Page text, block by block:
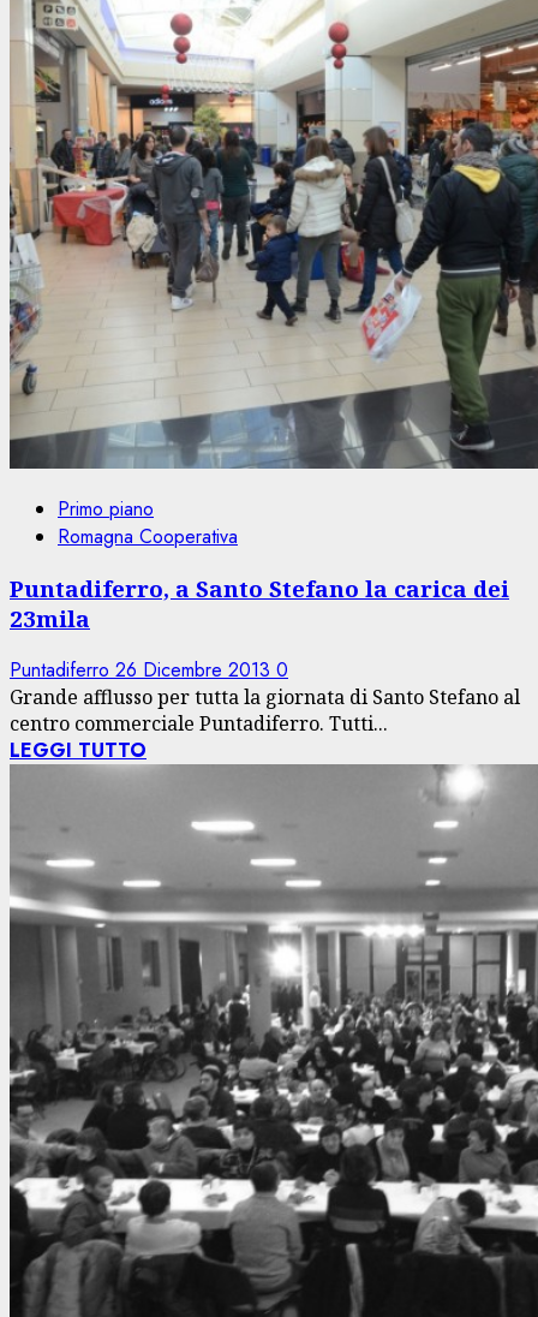
Primo piano
Romagna Cooperativa
Puntadiferro, a Santo Stefano la carica dei
23mila
Puntadiferro 26 Dicembre 2013 0
Grande afflusso per tutta la giornata di Santo Stefano al
centro commerciale Puntadiferro. Tutti...
LEGGI TUTTO